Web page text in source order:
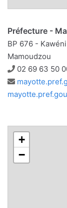
Préfecture -
BP 676 -
Mamoudzou
Téléphone
02 69 63 50
Adresse
e-
+
−